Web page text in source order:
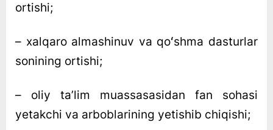
ortishi;
– xalqaro almashinuv va qoʻshma dasturlar
sonining ortishi;
– oliy taʼlim muassasasidan fan sohasi
yetakchi va arboblarining yetishib chiqishi;